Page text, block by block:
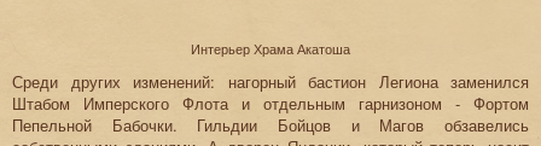
Интерьер Храма Акатоша
Среди других изменений: нагорный бастион Легиона заменился
Штабом Имперского Флота и отдельным гарнизоном - Фортом
Пепельной Бабочки. Гильдии Бойцов и Магов обзавелись